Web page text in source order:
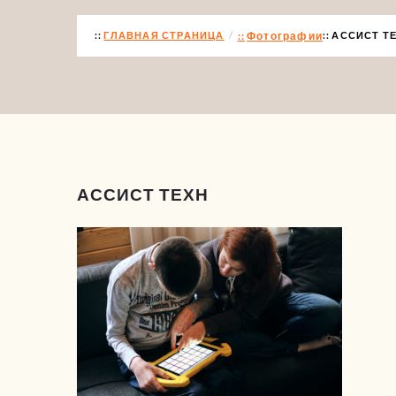
ГЛАВНАЯ СТРАНИЦА Фотографии АССИСТ
АССИСТ ТЕХН